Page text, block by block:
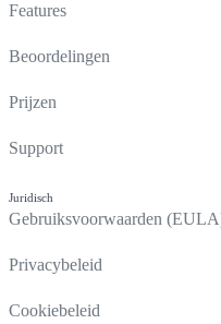
Features
Beoordelingen
Prijzen
Support
Juridisch
Gebruiksvoorwaarden
Privacybeleid
Cookiebeleid